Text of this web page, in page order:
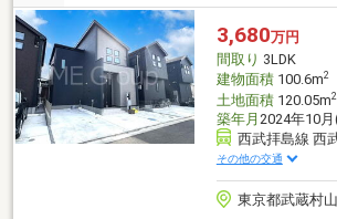
駐車しやすい住まいです。●西武立川駅・昭島
分。立川駅方面へのアクセスも可能です。●ス
ストア・コンビニなど商業施設が徒歩10分圏内
便利な住環境です。
3,680万円
間取り 3LDK
建物面積100.6m2
土地面積120.05m2
築年月 2024年10
西武拝島線 西
その他の交通
東京都武蔵村